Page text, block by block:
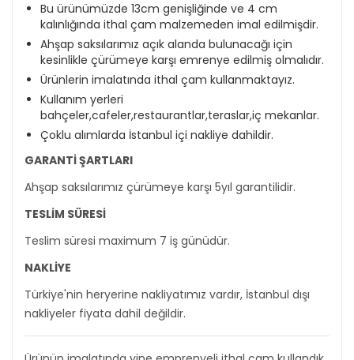
Bu ürünümüzde 13cm genişliğinde ve 4 cm
kalınlığında ithal çam malzemeden imal edilmişdir.
Ahşap saksılarımız açık alanda bulunacağı için
kesinlikle çürümeye karşı emrenye edilmiş olmalıdır.
Ürünlerin imalatında ithal çam kullanmaktayız.
Kullanım yerleri
bahçeler,cafeler,restaurantlar,teraslar,iç mekanlar.
Çoklu alımlarda İstanbul içi nakliye dahildir.
GARANTİ ŞARTLARI
Ahşap saksılarımız çürümeye karşı 5yıl garantilidir.
TESLİM SÜRESİ
Teslim süresi maximum 7 iş günüdür.
NAKLİYE
Türkiye'nin heryerine nakliyatımız vardır, İstanbul dışı
nakliyeler fiyata dahil değildir.